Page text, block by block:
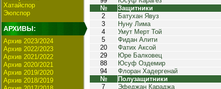
Хатайспор
Эюпспор
АРХИВЫ:
Архив 2023/2024
Архив 2022/2023
Архив 2021/2022
Архив 2020/2021
Архив 2019/2020
Архив 2018/2019
№
Защитники
2
Батухан Явуз
3
Нуну Лима
4
Умут Мерт Той
5
Фидан Алити
20
Фатих Аксой
29
Юре Балковец
88
Юсуф Оздемир
94
Флоран Хадергенай
№
Полузащитники
7
Эфеджан Караджа